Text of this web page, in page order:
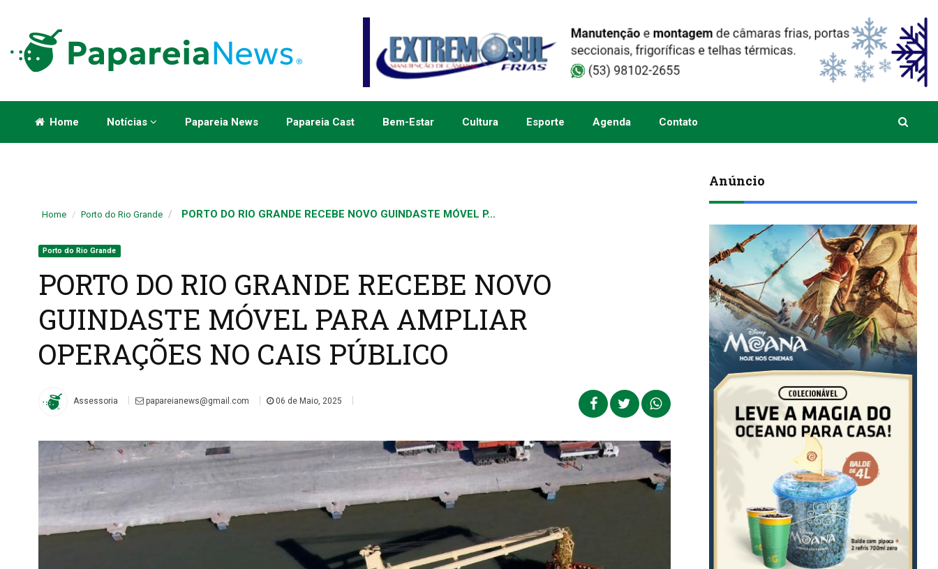
Home Notícias Papareia News Papareia Cast Bem-Estar Cultura Esporte Agenda Contato
Home Porto do Rio Grande PORTO DO RIO GRANDE RECEBE NOVO GUINDASTE MÓVEL P...
Porto do Rio Grande
PORTO DO RIO GRANDE RECEBE NOVO
GUINDASTE MÓVEL PARA AMPLIAR
OPERAÇÕES NO CAIS PÚBLICO
Assessoria | papareianews@gmail.com | 06 de Maio, 2025 |
Anúncio